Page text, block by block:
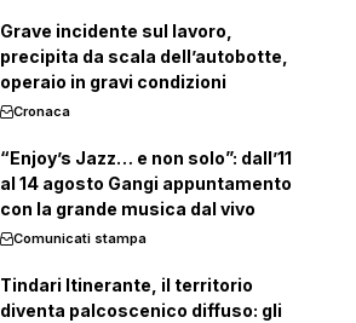
Grave incidente sul lavoro,
precipita da scala dell’autobotte,
operaio in gravi condizioni
Cronaca
“Enjoy’s Jazz… e non solo”: dall’11
al 14 agosto Gangi appuntamento
con la grande musica dal vivo
Comunicati stampa
Tindari Itinerante, il territorio
diventa palcoscenico diffuso: gli